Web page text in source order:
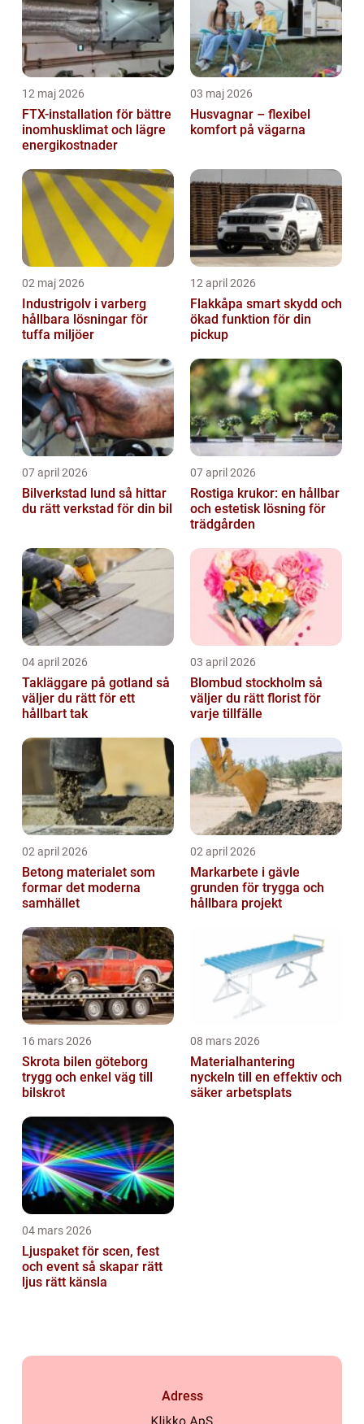
12 maj 2026
FTX-installation för bättre
inomhusklimat och lägre
energikostnader
03 maj 2026
Husvagnar – flexibel
komfort på vägarna
02 maj 2026
Industrigolv i varberg
hållbara lösningar för
tuffa miljöer
12 april 2026
Flakkåpa smart skydd och
ökad funktion för din
pickup
07 april 2026
Bilverkstad lund så hittar
du rätt verkstad för din bil
07 april 2026
Rostiga krukor: en hållbar
och estetisk lösning för
trädgården
04 april 2026
Takläggare på gotland så
väljer du rätt för ett
hållbart tak
03 april 2026
Blombud stockholm så
väljer du rätt florist för
varje tillfälle
02 april 2026
Betong materialet som
formar det moderna
samhället
02 april 2026
Markarbete i gävle
grunden för trygga och
hållbara projekt
16 mars 2026
Skrota bilen göteborg
trygg och enkel väg till
bilskrot
08 mars 2026
Materialhantering
nyckeln till en effektiv och
säker arbetsplats
04 mars 2026
Ljuspaket för scen, fest
och event så skapar rätt
ljus rätt känsla
Adress